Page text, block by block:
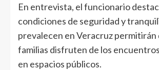
En entrevista, el funcionario
condiciones de seguridad y
prevalecen en Veracruz permitirán
familias disfruten de los
en espacios públicos.